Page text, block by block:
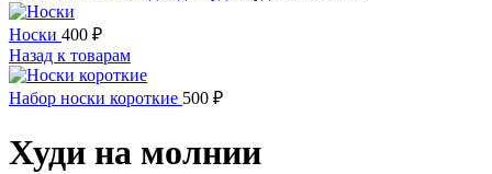
Носки 400 ₽
Назад к товарам
Набор носки короткие 500 ₽
Худи на молнии